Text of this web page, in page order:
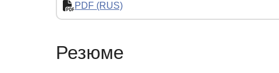
PDF (RUS)
Резюме